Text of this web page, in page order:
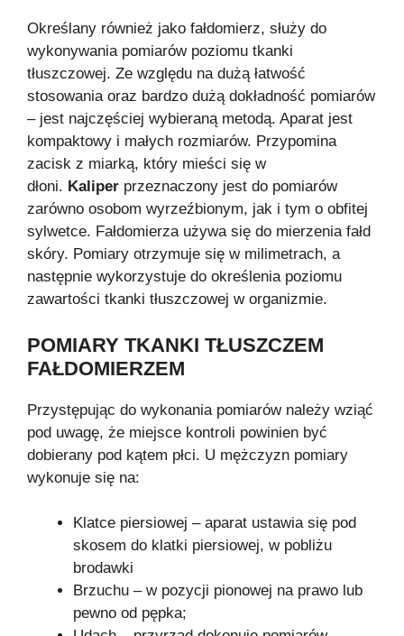
Określany również jako fałdomierz, służy do
wykonywania pomiarów poziomu tkanki
tłuszczowej. Ze względu na dużą łatwość
stosowania oraz bardzo dużą dokładność pomiarów
– jest najczęściej wybieraną metodą. Aparat jest
kompaktowy i małych rozmiarów. Przypomina
zacisk z miarką, który mieści się w
dłoni. Kaliper przeznaczony jest do pomiarów
zarówno osobom wyrzeźbionym, jak i tym o obfitej
sylwetce. Fałdomierza używa się do mierzenia fałd
skóry. Pomiary otrzymuje się w milimetrach, a
następnie wykorzystuje do określenia poziomu
zawartości tkanki tłuszczowej w organizmie.
POMIARY TKANKI TŁUSZCZEM
FAŁDOMIERZEM
Przystępując do wykonania pomiarów należy wziąć
pod uwagę, że miejsce kontroli powinien być
dobierany pod kątem płci. U mężczyzn pomiary
wykonuje się na:
Klatce piersiowej – aparat ustawia się pod
skosem do klatki piersiowej, w pobliżu
brodawki
Brzuchu – w pozycji pionowej na prawo lub
pewno od pępka;